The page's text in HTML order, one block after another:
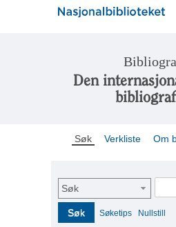
Den
Søk Verkliste Om
Søk
Søk Søketips Nullstill